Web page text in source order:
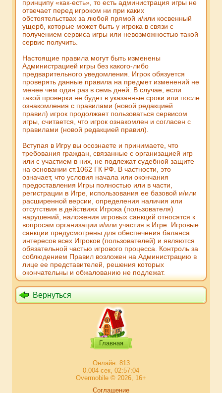
принципу «как-есть», то есть администрация игры не
отвечает перед игроком ни при каких
обстоятельствах за любой прямой и/или косвенный
ущерб, которые может быть у игрока в связи с
получением сервиса игры или невозможностью такой
сервис получить.
Настоящие правила могут быть изменены
Администрацией игры без какого-либо
предварительного уведомления. Игрок обязуется
проверять данные правила на предмет изменений не
менее чем один раз в семь дней. В случае, если
такой проверки не будет в указанные сроки или после
ознакомления с правилами (новой редакцией
правил) игрок продолжает пользоваться сервисом
игры, считается, что игрок ознакомлен и согласен с
правилами (новой редакцией правил).
Вступая в Игру вы осознаете и принимаете, что
требования граждан, связанные с организацией игр
или с участием в них, не подлежат судебной защите
на основании ст.1062 ГК РФ. В частности, это
означает, что условия начала или окончания
предоставления Игры полностью или в части,
регистрации в Игре, использования ее базовой и/или
расширенной версии, определения наличия или
отсутствия в действиях Игрока (пользователя)
нарушений, наложения игровых санкций относятся к
вопросам организации и/или участия в Игре. Игровые
санкции предусмотрены для обеспечения баланса
интересов всех Игроков (пользователей) и являются
обязательной частью игрового процесса. Контроль за
соблюдением Правил возложен на Администрацию в
лице ее представителей, решения которых
окончательны и обжалованию не подлежат.
Вернуться
Главная
Онлайн: 813
0.004 сек, 02:57:04
Overmobile © 2026, 16+
Соглашение